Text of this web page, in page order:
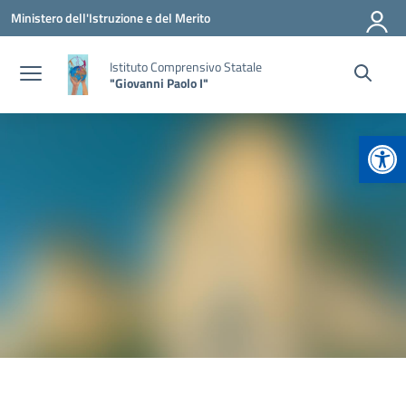
Vai ai contenuti
Vai al menu di navigazione
Vai al footer
Ministero dell'Istruzione e del Merito
Istituto Comprensivo Statale
"Giovanni Paolo I"